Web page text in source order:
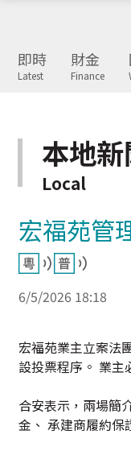
即時
Latest
財金
Finance
本地新
Local
宏福苑管
6/5/2026 18:18
宏福苑業主立案法
設投票程序。 業主
合安表示，兩場簡
金、 承建商履約保